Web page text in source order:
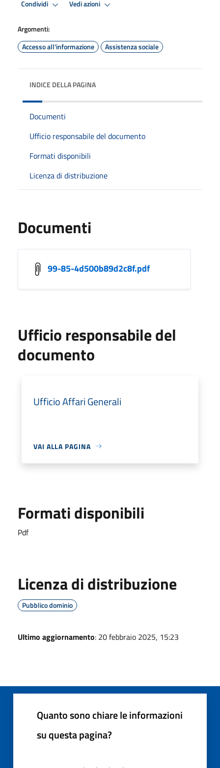
Condividi Vedi azioni
Argomenti:
Accesso all'informazione
Assistenza sociale
INDICE DELLA PAGINA
Documenti
Ufficio responsabile del documento
Formati disponibili
Licenza di distribuzione
Documenti
99-85-4d500b89d2c8f.pdf
Ufficio responsabile del
documento
Ufficio Affari Generali
VAI ALLA PAGINA
Formati disponibili
Pdf
Licenza di distribuzione
Pubblico dominio
Ultimo aggiornamento: 20 febbraio 2025, 15:23
Quanto sono chiare le informazioni
su questa pagina?